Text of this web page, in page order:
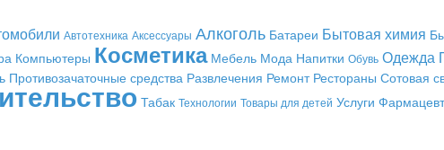
Автотехника Аксессуары Алкоголь Батареи Бытовая химия
Компьютеры Косметика Мебель Мода Напитки Обувь Одежда
Противозачаточные средства Развлечения Ремонт Рестораны Сотовая
Табак Технологии Товары для детей Услуги